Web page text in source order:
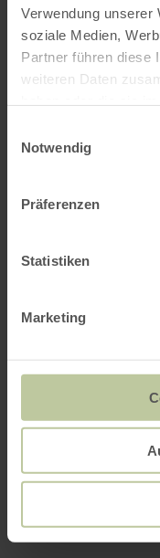
Verwendung unserer
soziale Medien,
Partner führen diese
weiteren Daten
Notwendig
Präferenzen
Statistiken
Marketing